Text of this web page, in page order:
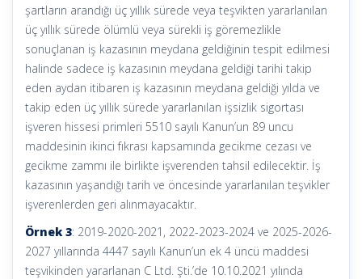
şartların arandığı üç yıllık sürede veya teşvikten yararlanılan
üç yıllık sürede ölümlü veya sürekli iş göremezlikle
sonuçlanan iş kazasının meydana geldiğinin tespit edilmesi
halinde sadece iş kazasının meydana geldiği tarihi takip
eden aydan itibaren iş kazasının meydana geldiği yılda ve
takip eden üç yıllık sürede yararlanılan işsizlik sigortası
işveren hissesi primleri 5510 sayılı Kanun’un 89 uncu
maddesinin ikinci fıkrası kapsamında gecikme cezası ve
gecikme zammı ile birlikte işverenden tahsil edilecektir. İş
kazasının yaşandığı tarih ve öncesinde yararlanılan teşvikler
işverenlerden geri alınmayacaktır.
Örnek 3: 2019-2020-2021, 2022-2023-2024 ve 2025-2026-
2027 yıllarında 4447 sayılı Kanun’un ek 4 üncü maddesi
teşvikinden yararlanan C Ltd. Şti.’de 10.10.2021 yılında